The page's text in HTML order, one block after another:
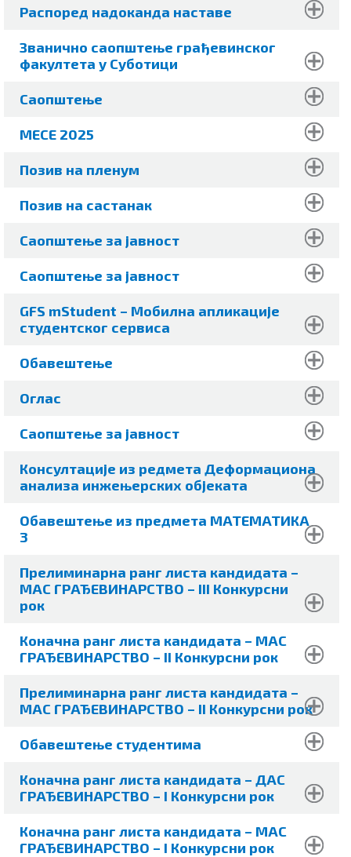
Распоред надоканда наставе
Званично саопштење грађевинског
факултета у Суботици
Саопштење
MECE 2025
Позив на пленум
Позив на састанак
Саопштење за јавност
Саопштење за јавност
GFS mStudent – Мобилнa апликације
студентског сервиса
Обавештење
Оглас
Саопштење за јавност
Консултације из редмета Деформациона
анализа инжењерских објеката
Обавештење из предмета МАТЕМАТИКА
3
Прелиминарна ранг листа кандидата –
МАС ГРАЂЕВИНАРСТВО – III Конкурсни
рок
Коначна ранг листа кандидата – МАС
ГРАЂЕВИНАРСТВО – II Конкурсни рок
Прелиминарна ранг листа кандидата –
МАС ГРАЂЕВИНАРСТВО – II Конкурсни рок
Обавештење студентима
Коначна ранг листа кандидата – ДАС
ГРАЂЕВИНАРСТВО – I Конкурсни рок
Коначна ранг листа кандидата – МАС
ГРАЂЕВИНАРСТВО – I Конкурсни рок